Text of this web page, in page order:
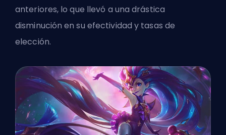
anteriores, lo que llevó a una drástica
disminución en su efectividad y tasas de
elección.